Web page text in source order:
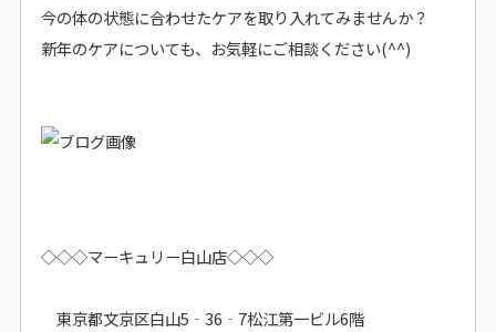
今の体の状態に合わせたケアを取り入れてみませんか？
新年のケアについても、お気軽にご相談ください(^^)
◇◇◇マーキュリー白山店◇◇◇
東京都文京区白山5‐36‐7松江第一ビル6階